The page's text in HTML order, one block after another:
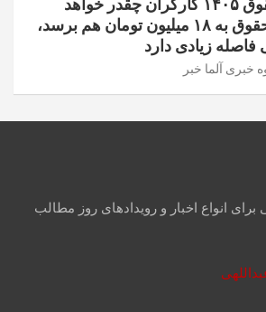
بود؟/ گلپور: اگر حقوق به ۱۸ میلیون تومان هم برسد،
زیادی دارد
خبری آلما خبر
انواع اخبار و رویدادهای روز مطالب